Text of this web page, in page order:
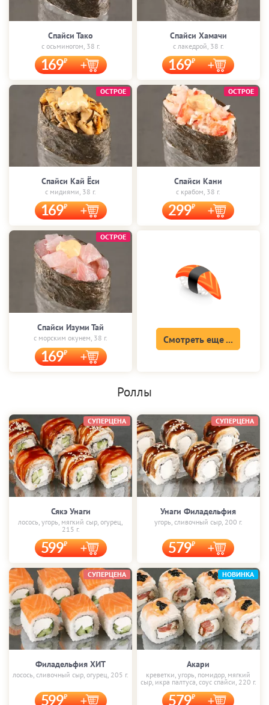
Спайси Тако
с осьминогом, 38 г.
169
Спайси Хамачи
с лакедрой, 38 г.
169
Спайси Кай Ёси
с мидиями, 38 г.
169
ОСТРОЕ
Спайси Кани
с крабом, 38 г.
299
ОСТРОЕ
Спайси Изуми Тай
с морским окунем, 38 г.
169
ОСТРОЕ
Смотреть еще ...
Роллы
Сякэ Унаги
лосось, угорь, мягкий сыр, огурец,
215 г.
599
СУПЕРЦЕНА
Унаги Филадельфия
угорь, сливочный сыр, 200 г.
579
СУПЕРЦЕНА
Филадельфия ХИТ
лосось, сливочный сыр, огурец, 205 г.
599
СУПЕРЦЕНА
Акари
креветки, угорь, помидор, мягкий
сыр, икра палтуса, соус спайси, 220 г.
579
НОВИНКА